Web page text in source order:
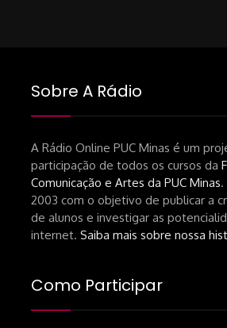
Sobre A Rádio
A Rádio Online PUC Minas é um
participação de todos os cursos da
Comunicação e Artes da PUC Minas
2003 com o objetivo de publicar a
de alunos e investigar as
internet. Saiba mais sobre nossa
Como Participar